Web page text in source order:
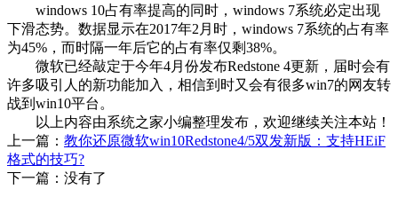
windows 10占有率提高的同时，windows 7系统必定出现
下滑态势。数据显示在2017年2月时，windows 7系统的占有率
为45%，而时隔一年后它的占有率仅剩38%。
微软已经敲定于今年4月份发布Redstone 4更新，届时会有
许多吸引人的新功能加入，相信到时又会有很多win7的网友转
战到win10平台。
以上内容由系统之家小编整理发布，欢迎继续关注本站！
上一篇： 教你还原微软win10Redstone4/5双发新版：支持HEiF
格式的技巧?
下一篇：没有了